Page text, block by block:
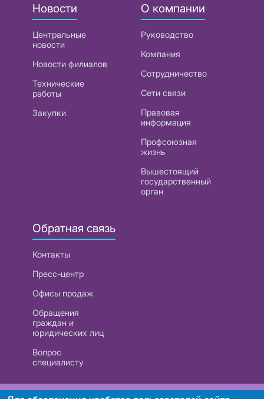
Новости
Центральные
новости
Новости филиалов
Технические
работы
Закупки
О компании
Руководство
Компания
Сотрудничество
Сети связи
Правовая
информация
Профсоюзная
жизнь
Вышестоящий
государственный
орган
Обратная связь
Контакты
Пресс-центр
Офисы продаж
Обращения
граждан и
юридических лиц
Вопрос
специалисту
РУП «Белтелеком». УНП 101007741